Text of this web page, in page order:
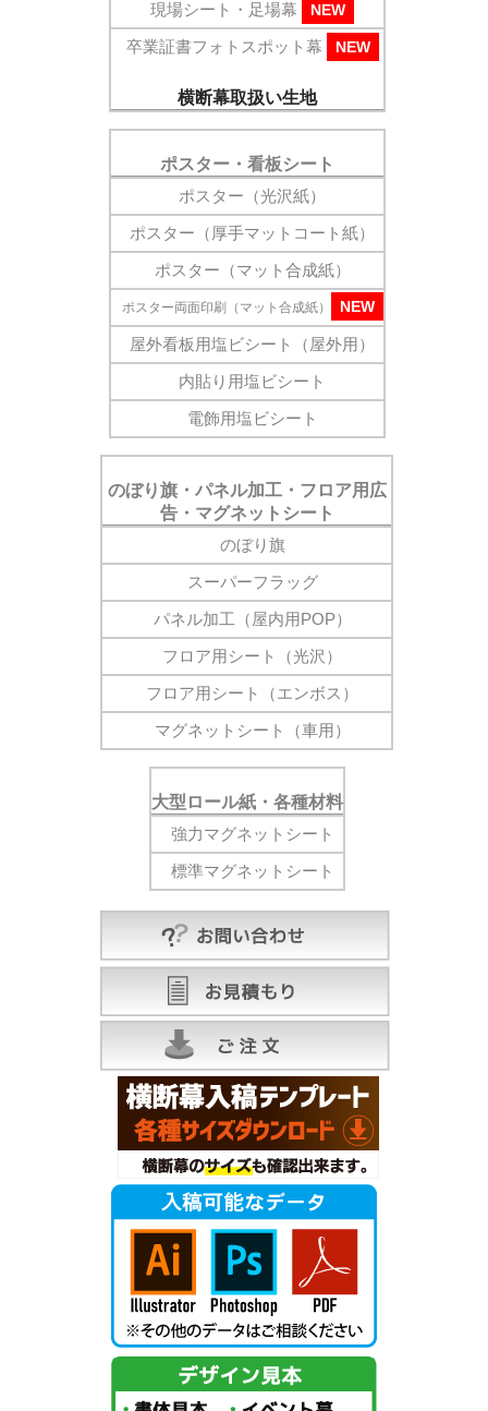
現場シート・足場幕
NEW
卒業証書フォトスポット幕 NEW
横断幕取扱い生地
ポスター・看板シート
ポスター（光沢紙）
ポスター（厚手マットコート紙）
ポスター（マット合成紙）
ポスター両面印刷（マット合成紙） NEW
屋外看板用塩ビシート（屋外用）
内貼り用塩ビシート
電飾用塩ビシート
のぼり旗・パネル加工・フロア用広
告・マグネットシート
のぼり旗
スーパーフラッグ
パネル加工（屋内用POP）
フロア用シート（光沢）
フロア用シート（エンボス）
マグネットシート（車用）
大型ロール紙・各種材料
強力マグネットシート
標準マグネットシート